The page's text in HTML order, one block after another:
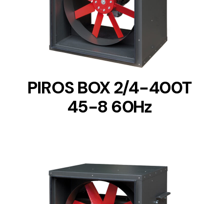
DETAILS
PIROS BOX 2/4-400T
45-8 60Hz